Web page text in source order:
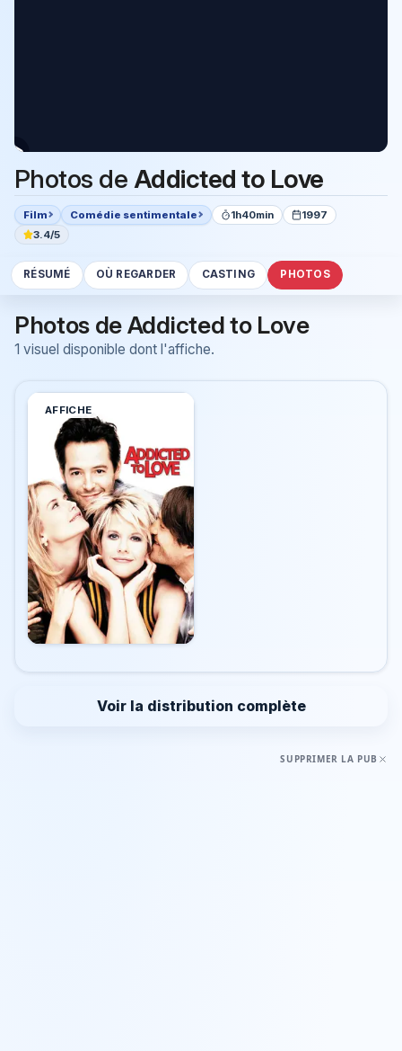
Photos de Addicted to Love
Film Comédie sentimentale 1h40min
1997
3.4/5
RÉSUMÉ OÙ REGARDER CASTING PHOTOS
Photos de Addicted to Love
1 visuel disponible dont l'affiche.
AFFICHE
Voir la distribution complète
SUPPRIMER LA PUB